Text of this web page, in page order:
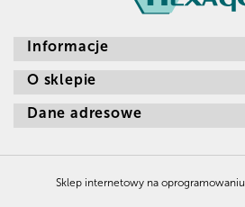
Dane adresowe
Informacje
O sklepie
Sklep internetowy na oprogramowaniu